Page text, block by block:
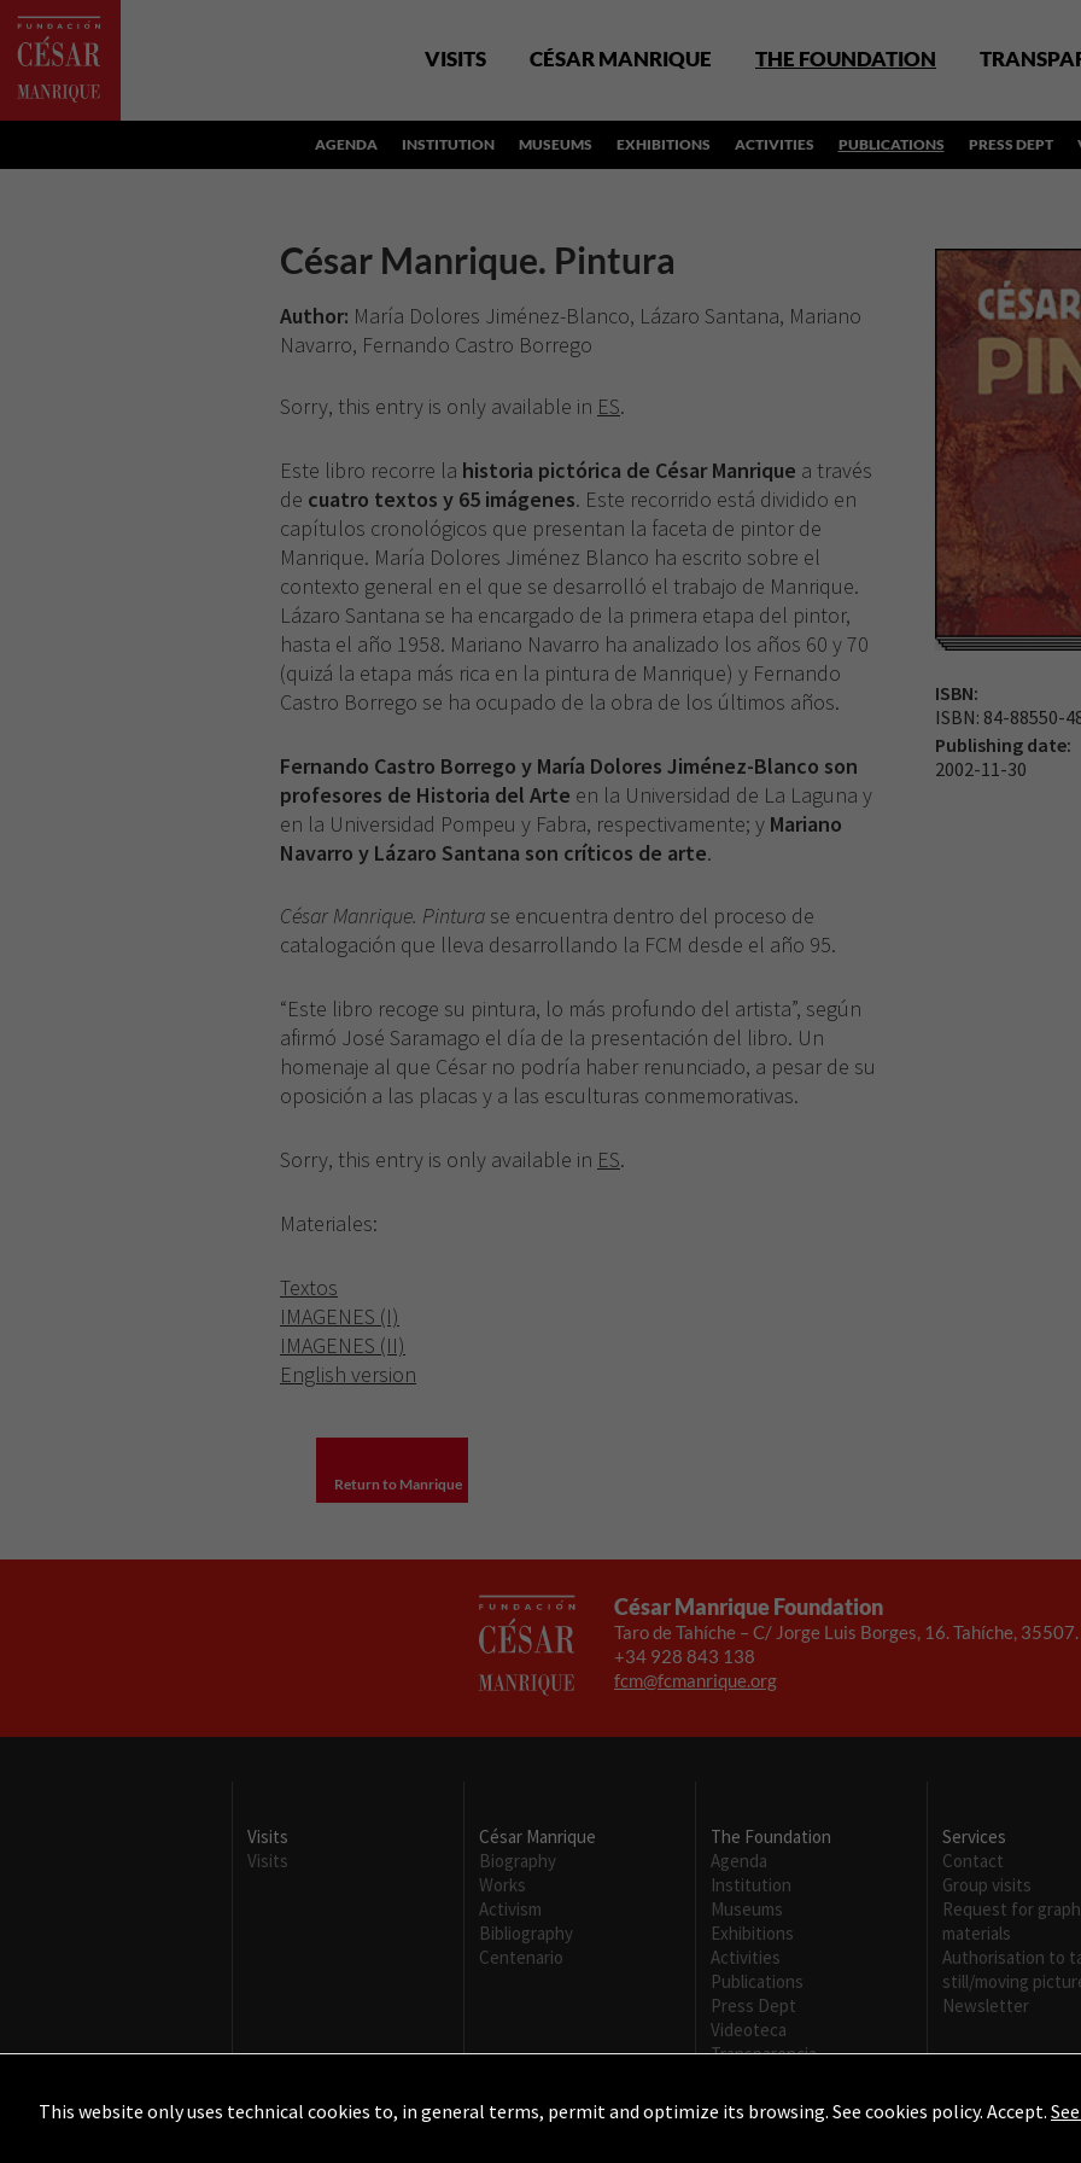
VISITS CÉSAR MANRIQUE THE FOUNDATION
AGENDA INSTITUTION MUSEUMS EXHIBITIONS ACTIVITIES PUBLICATIONS PRESS DEPT
César Manrique. Pintura
Author: María Dolores Jiménez-Blanco, Lázaro Santana, Mariano
Navarro, Fernando Castro Borrego
Sorry, this entry is only available in ES.
Este libro recorre la historia pictórica de César Manrique a través
de cuatro textos y 65 imágenes. Este recorrido está dividido en
capítulos cronológicos que presentan la faceta de pintor de
Manrique. María Dolores Jiménez Blanco ha escrito sobre el
contexto general en el que se desarrolló el trabajo de Manrique.
Lázaro Santana se ha encargado de la primera etapa del pintor,
hasta el año 1958. Mariano Navarro ha analizado los años 60 y 70
(quizá la etapa más rica en la pintura de Manrique) y Fernando
Castro Borrego se ha ocupado de la obra de los últimos años.
Fernando Castro Borrego y María Dolores Jiménez-Blanco son
profesores de Historia del Arte en la Universidad de La Laguna y
en la Universidad Pompeu y Fabra, respectivamente; y Mariano
Navarro y Lázaro Santana son críticos de arte.
César Manrique. Pintura se encuentra dentro del proceso de
catalogación que lleva desarrollando la FCM desde el año 95.
“Este libro recoge su pintura, lo más profundo del artista”, según
afirmó José Saramago el día de la presentación del libro. Un
homenaje al que César no podría haber renunciado, a pesar de su
oposición a las placas y a las esculturas conmemorativas.
Sorry, this entry is only available in ES.
Materiales:
Textos
IMAGENES (I)
IMAGENES (II)
English version
ISBN:
ISBN: 84-88550-
Publishing date:
2002-11-30
Return to Manrique
César Manrique Foundation
Taro de Tahíche – C/ Jorge Luis Borges, 16. Tahíche,
+34 928 843 138
fcm@fcmanrique.org
Visits
Visits
César Manrique
Biography
Works
Activism
Bibliography
Centenario
The Foundation
Agenda
Institution
Museums
Exhibitions
Activities
Publications
Press Dept
Videoteca
Transparencia
Services
Contact
Group visits
Request for
materials
Authorisation to
still/moving
Newsletter
This website only uses technical cookies to, in general terms, permit and optimize its browsing. See cookies policy. Accept.
visita. Si